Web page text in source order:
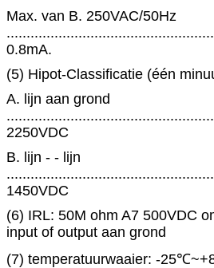
Max. van B. 250VAC/50Hz
0.8mA.
(5) Hipot-Classificatie (één
A. lijn aan grond
2250VDC
B. lijn - - lijn
1450VDC
(6) IRL: 50M ohm A7 500VDC
input of output aan grond
(7) temperatuurwaaier: -